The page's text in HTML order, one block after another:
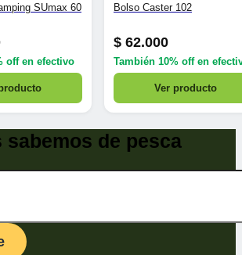
SUmax 60
offen efectivo
Bolso Caster 102
$ 62.000
También 10% offen
Ver producto
sabemos de pesca